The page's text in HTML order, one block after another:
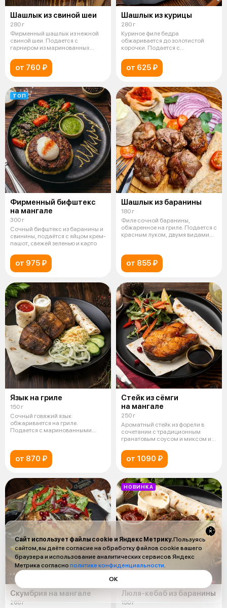
Шашлык из свиной шеи
280 г
Фирменный шашлык из нежной
свиной шеи. Подается с
гарниром из маринованных
от 760 ₽
Шашлык из курицы
280 г
Куриное филе бедра
обжаривается до золотистой
корочки. Подается с
от 625 ₽
ТОП
Фирменный бифштекс
на мангале
300 г
Сочный бифштекс из баранины и
свинины, подаётся с яйцом крем-
пашот, свежей зеленью и карто
от 975 ₽
Шашлык из баранины
180 г
Филе сочной баранины,
обжаренное на гриле. Подается с
красным луком, двумя видами
от 855 ₽
Язык на гриле
150 г
Сочный говяжий язык
обжаривается на гриле.
Подается с маринованными
от 870 ₽
Стейк из сёмги
на мангале
250 г
Ароматный стейк из форели в
сочетании с традиционным
гранатовым соусом и миксом из
от 1090 ₽
Скумбрия на мангале
260 г
НОВИНКА
Люля-кебаб из баранины
150 г
Сайт использует файлы cookie и Яндекс Метрику.Пользуясь
сайтом, вы даёте согласие на обработку файлов cookie вашего
браузера и использование аналитических сервисов Яндекс
Метрика согласно политике конфиденциальности.
ОК